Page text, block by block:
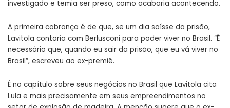
investigado e temia ser preso, como acabaria acontecendo.
A primeira cobrança é de que, se um dia saísse da prisão,
Lavitola contaria com Berlusconi para poder viver no Brasil. “É
necessário que, quando eu sair da prisão, que eu vá viver no
Brasil”, escreveu ao ex-premiê.
É no capítulo sobre seus negócios no Brasil que Lavitola cita
Lula e mais precisamente em seus empreendimentos no